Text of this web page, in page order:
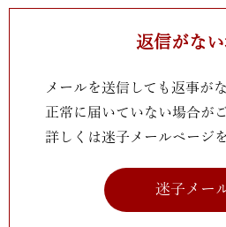
返信がな
メールを送信しても返事が
正常に届いていない場合がご
詳しくは迷子メールページ
迷子メー